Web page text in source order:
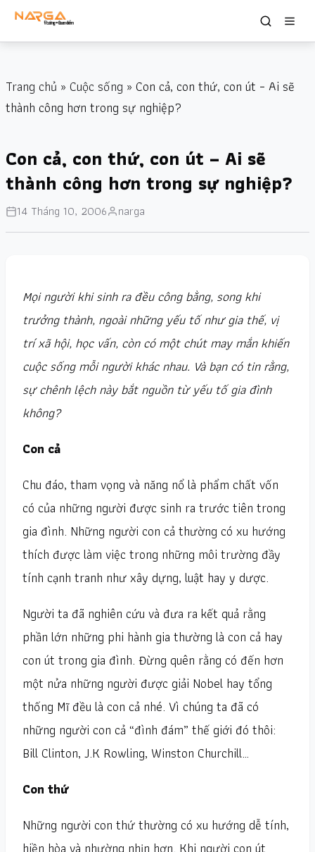
Trang chủ » Cuộc sống » Con cả, con thứ, con út – Ai sẽ
thành công hơn trong sự nghiệp?
Con cả, con thứ, con út – Ai sẽ
thành công hơn trong sự nghiệp?
14 Tháng 10, 2006 narga
Mọi người khi sinh ra đều công bằng, song khi
trưởng thành, ngoài những yếu tố như gia thế, vị
trí xã hội, học vấn, còn có một chút may mắn khiến
cuộc sống mỗi người khác nhau. Và bạn có tin rằng,
sự chênh lệch này bắt nguồn từ yếu tố gia đình
không?
Con cả
Chu đáo, tham vọng và năng nổ là phẩm chất vốn
có của những người được sinh ra trước tiên trong
gia đình. Những người con cả thường có xu hướng
thích được làm việc trong những môi trường đầy
tính cạnh tranh như xây dựng, luật hay y dược.
Người ta đã nghiên cứu và đưa ra kết quả rằng
phần lớn những phi hành gia thường là con cả hay
con út trong gia đình. Đừng quên rằng có đến hơn
một nửa những người được giải Nobel hay tổng
thống Mĩ đều là con cả nhé. Vì chúng ta đã có
những người con cả “đình đám” thế giới đó thôi:
Bill Clinton, J.K Rowling, Winston Churchill…
Con thứ
Những người con thứ thường có xu hướng dễ tính,